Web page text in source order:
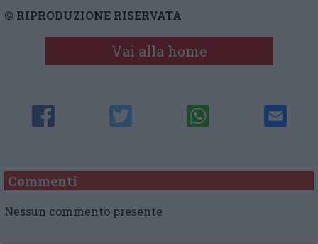
© RIPRODUZIONE RISERVATA
Vai alla home
Commenti
Nessun commento presente